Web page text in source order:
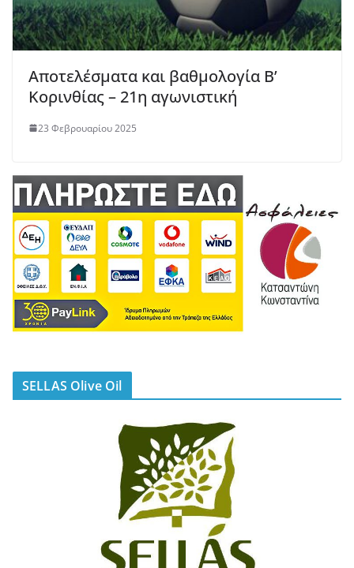
Αποτελέσματα και βαθμολογία Β’
Κορινθίας – 21η αγωνιστική
23 Φεβρουαρίου 2025
SELLAS Olive Oil